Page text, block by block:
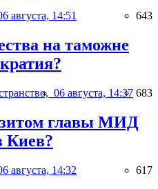
августа, 14:51 643
на таможне
06 августа, 14:37 683
главы МИД
Киев?
августа, 14:32 617